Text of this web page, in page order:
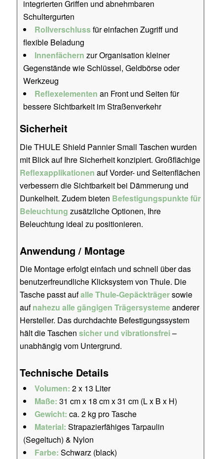
integrierten Griffen und abnehmbaren
Schultergurten
Rollverschlussfür einfachen Zugriff und
flexible Beladung
Innenfächern zur Organisation kleiner
Gegenstände wie Schlüssel, Geldbörse oder
Werkzeug
Reflexelementen an Front und Seiten für
bessere Sichtbarkeit im Straßenverkehr
Sicherheit
Die THULE Shield Pannier Small Taschen wurden
mit Blick auf Ihre Sicherheit konzipiert. Großflächige
Reflexapplikationen auf Vorder- und Seitenflächen
verbessern die Sichtbarkeit bei Dämmerung und
Dunkelheit. Zudem bieten Befestigungspunkte für
Beleuchtung zusätzliche Optionen, Ihre
Beleuchtung ideal zu positionieren.
Anwendung / Montage
Die Montage erfolgt einfach und schnell über das
benutzerfreundliche Klicksystem von Thule. Die
Tasche passt aufalle Thule-Gepäckträgersowie
aufnahezu alle gängigen Trägersystemeanderer
Hersteller. Das durchdachte Befestigungssystem
hält die Taschen sicher und vibrationsfrei–
unabhängig vom Untergrund.
Technische Details
Volumen: 2 x 13 Liter
Maße: 31 cm x 18 cm x 31 cm (L x B x H)
Gewicht: ca. 2 kg pro Tasche
Material: Strapazierfähiges Tarpaulin
(Segeltuch) & Nylon
Farbe: Schwarz (black)